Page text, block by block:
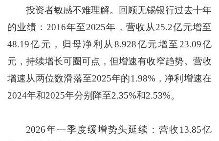
投资者敏感不难理解。回顾无锡银行过去十年
的业绩：2016年至2025年，营收从25.2亿元增至
48.19亿元，归母净利从8.928亿元增至23.09亿
元，持续增长可圈可点，但增速有收窄趋势。营收
增速从两位数滑落至2025年的1.98%，净利增速在
2024年和2025年分别降至2.35%和2.53%。
2026年一季度缓增势头延续：营收13.85亿